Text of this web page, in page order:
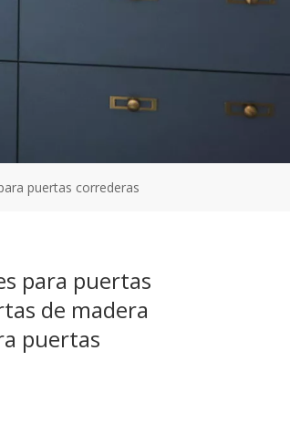
puertas correderas
para puertas
de madera
puertas